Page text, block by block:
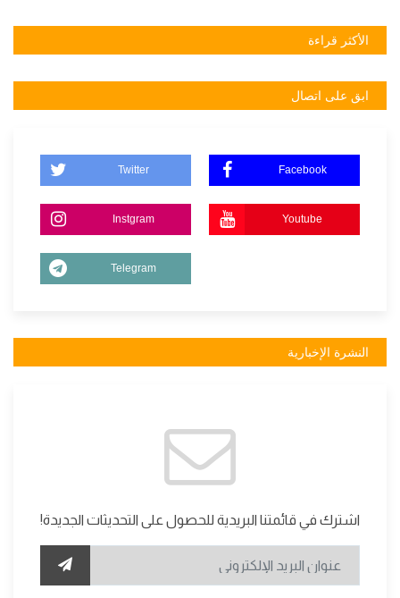
الأكثر قراءة
ابق على اتصال
Twitter Facebook
Instgram Youtube
Telegram
النشرة الإخبارية
اشترك في قائمتنا البريدية للحصول على التحديثات الجديدة!